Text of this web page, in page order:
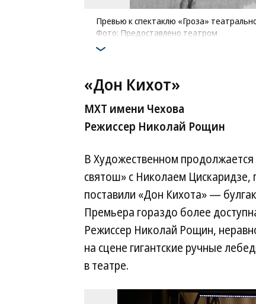
Превью к спектаклю «Гроза»
Фото: Предоставлено театром
«Дон Кихот»
МХТ имени Чехова
Режиссер Николай Рощин
В Художественном
святош» с Николаем
поставили «Дон Кихота» —
Премьера гораздо более
Режиссер Николай Рощин,
на сцене гигантские ручные
в театре.